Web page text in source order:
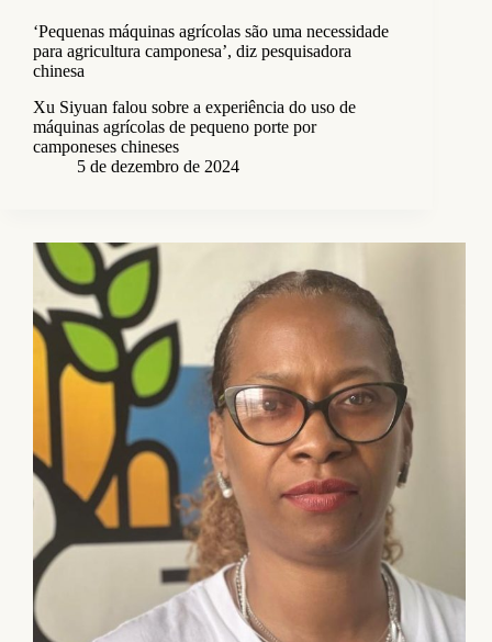
‘Pequenas máquinas agrícolas são uma necessidade
para agricultura camponesa’, diz pesquisadora
chinesa
Xu Siyuan falou sobre a experiência do uso de
máquinas agrícolas de pequeno porte por
camponeses chineses
5 de dezembro de 2024